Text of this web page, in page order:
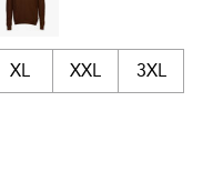
XL XXL 3XL